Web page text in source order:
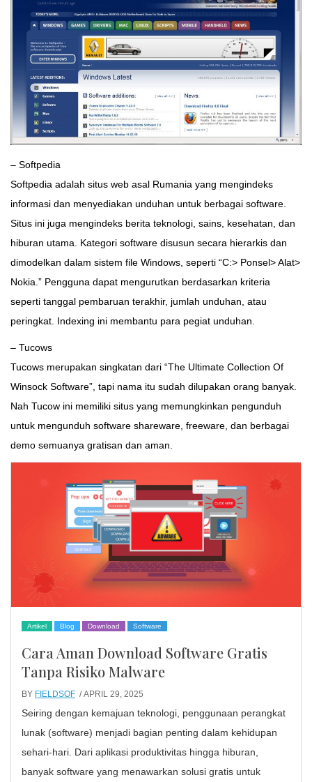
– Softpedia
Softpedia adalah situs web asal Rumania yang mengindeks
informasi dan menyediakan unduhan untuk berbagai software.
Situs ini juga mengindeks berita teknologi, sains, kesehatan, dan
hiburan utama. Kategori software disusun secara hierarkis dan
dimodelkan dalam sistem file Windows, seperti “C:> Ponsel> Alat>
Nokia.” Pengguna dapat mengurutkan berdasarkan kriteria
seperti tanggal pembaruan terakhir, jumlah unduhan, atau
peringkat. Indexing ini membantu para pegiat unduhan.
– Tucows
Tucows merupakan singkatan dari “The Ultimate Collection Of
Winsock Software”, tapi nama itu sudah dilupakan orang banyak.
Nah Tucow ini memiliki situs yang memungkinkan pengunduh
untuk mengunduh software shareware, freeware, dan berbagai
demo semuanya gratisan dan aman.
Artikel Blog Download Software
Cara Aman Download Software Gratis
Tanpa Risiko Malware
BY FIELDSOF / APRIL 29, 2025
Seiring dengan kemajuan teknologi, penggunaan perangkat
lunak (software) menjadi bagian penting dalam kehidupan
sehari-hari. Dari aplikasi produktivitas hingga hiburan,
banyak software yang menawarkan solusi gratis untuk